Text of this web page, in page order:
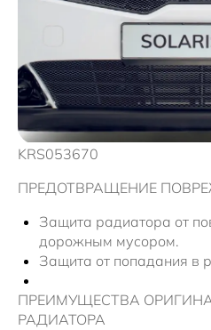
KRS053670
ПРЕДОТВРАЩЕНИЕ
Защита радиатора от
дорожным мусором.
Защита от попадания в
ПРЕИМУЩЕСТВА
РАДИАТОРА